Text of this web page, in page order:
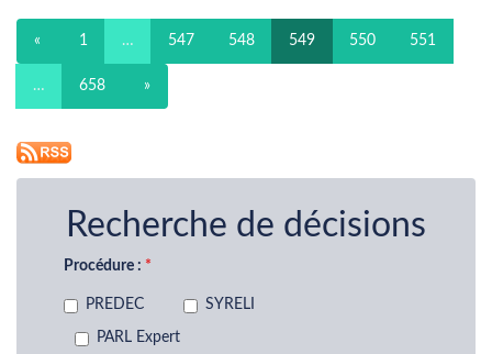
« 1 … 547 548 549 550 551
… 658 »
Recherche de décisions
Procédure :
PREDEC SYRELI
PARL Expert